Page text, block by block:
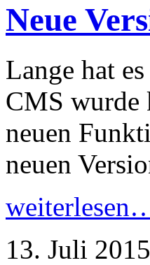
Neue
Lange hat
CMS wurde
neuen
neuen
13. Juli 2015